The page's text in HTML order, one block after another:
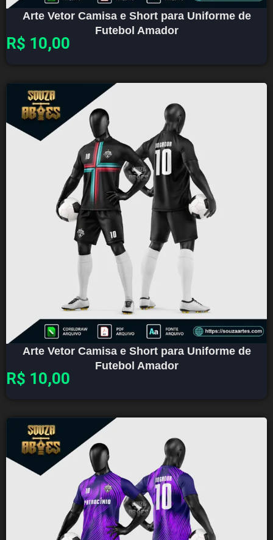
Arte Vetor Camisa e Short para Uniforme de
Futebol Amador
R$ 10,00
Arte Vetor Camisa e Short para Uniforme de
Futebol Amador
R$ 10,00